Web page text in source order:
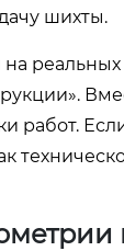
шихты.
работ.